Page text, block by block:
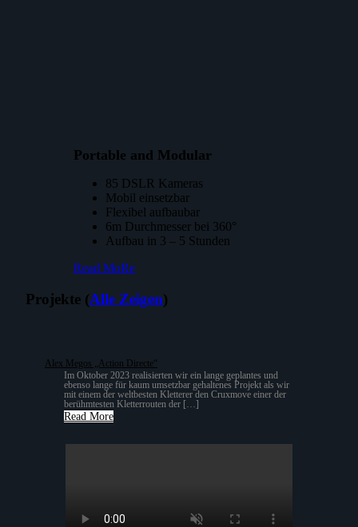
Portable and Modular
85 DSLR Kameras
Mobil einsetzbar
Flexibel aufbaubar
6m Durchmesser bei 360°
Aufbau in 3 – 5 Stunden
Read MoRe
Projekte (Alle Zeigen)
Alex Megos „Action Directe“
Im Oktober 2023 realisierten wir ein lange geplantes und
ebenso lange für kaum umsetzbar gehaltenes Projekt als wir
mit einem der weltbesten Kletterer den Cruxmove einer der
berühmtesten Kletterrouten der […]
Read More